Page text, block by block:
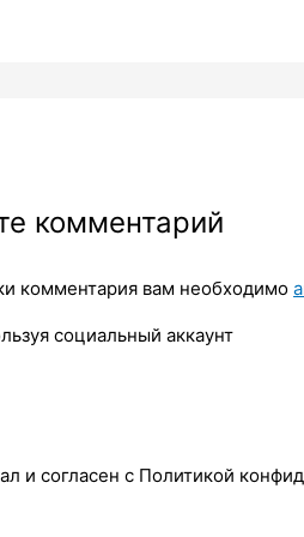
комментарий
комментария вам необходимо
социальный аккаунт
и согласен с Политикой